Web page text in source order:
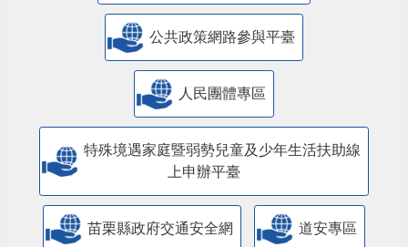
苗栗縣永續發展目標專區
公共政策網路參與平臺
人民團體專區
上申辦平臺